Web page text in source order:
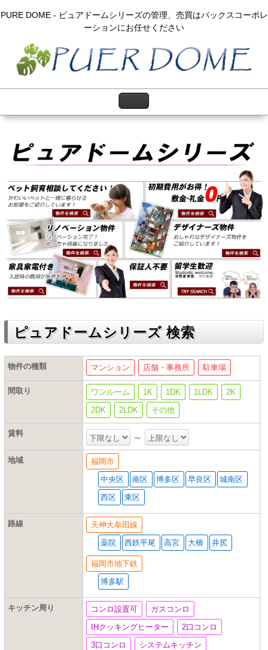
PURE DOME - ピュアドームシリーズの管理、売買はパックスコーポレ
ーションにお任せください
ピュアドームシリーズ 検索
物件の種類 マンション 店舗・事務所 駐車場
間取り ワンルーム 1K 1DK 1LDK
2K
2DK
2LDK その他
賃料 ～
地域
福岡市
中央区
南区 博多区 早良区
城南区
西区
東区
路線
天神大牟田線
薬院
西鉄平尾 高宮 大橋 井尻
福岡市地下鉄
博多駅
キッチン周り コンロ設置可
ガスコンロ
IHクッキングヒーター
2口コンロ
3口コンロ
システムキッチン